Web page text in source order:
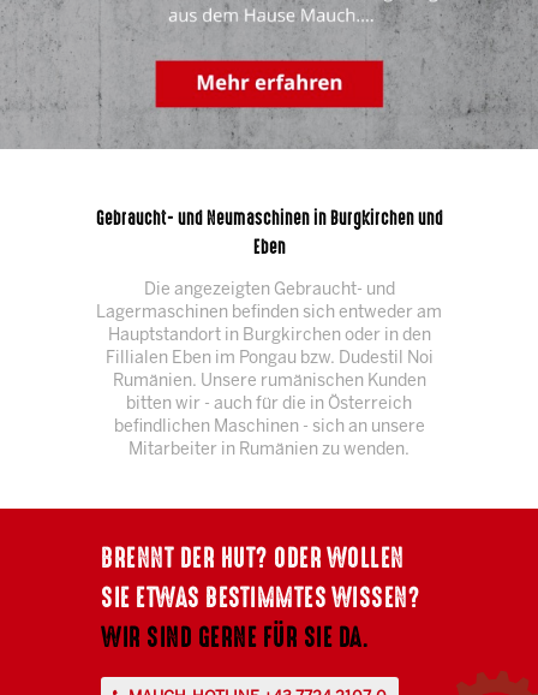
Gebraucht- und Neumaschinen in Burgkirchen und
Eben
Die angezeigten Gebraucht- und
Lagermaschinen befinden sich entweder am
Hauptstandort in Burgkirchen oder in den
Fillialen Eben im Pongau bzw. Dudestil Noi
Rumänien. Unsere rumänischen Kunden
bitten wir - auch für die in Österreich
befindlichen Maschinen - sich an unsere
Mitarbeiter in Rumänien zu wenden.
BRENNT DER HUT? ODER WOLLEN
SIE ETWAS BESTIMMTES WISSEN?
WIR SIND GERNE FÜR SIE DA.